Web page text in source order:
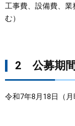
工事費、設備費、
む）
2 公募期間
令和7年8月18日（